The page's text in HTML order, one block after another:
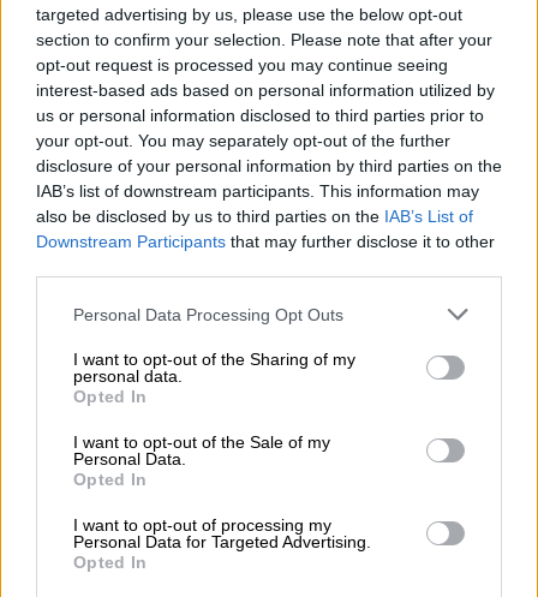
targeted advertising by us, please use the below opt-out
section to confirm your selection. Please note that after your
opt-out request is processed you may continue seeing
interest-based ads based on personal information utilized by
us or personal information disclosed to third parties prior to
your opt-out. You may separately opt-out of the further
disclosure of your personal information by third parties on the
IAB’s list of downstream participants. This information may
also be disclosed by us to third parties on the IAB’s List of
Downstream Participants that may further disclose it to other
Please note that this website/app uses one or more Google
not limited to your visit or usage behaviour. You may click to
grant or deny consent to Google and its third-party tags to
use your data for below specified purposes in below Google
consent section.
Personal Data Processing Opt Outs
I want to opt-out of the Sharing of my
personal data.
Opted In
I want to opt-out of the Sale of my
Personal Data.
Opted In
I want to opt-out of processing my
Personal Data for Targeted Advertising.
Opted In
Τηλεόραση|18.03.2023 10:07
Είμαστε Μαζί: Η νέα εκπομπή με την
Ελίνα Παπίλα που κάνει σήμερα
πρεμιέρα στον ΑΝΤ1
Κάθε Σάββατο και Κυριακή στις 17:00 στον
ΑΝΤ1, η Ελίνα Παπίλα, ο Αντώνης
Βλοντάκης, ο Γιώργος Λάγιος και η Νεφέλη
Meg έρχονται ζωντανά και με τη ζωντανή
συμμετοχή κοινού και τηλεθεατών